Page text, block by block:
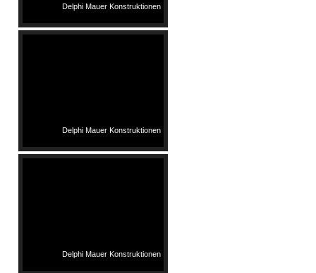
Delphi Mauer Konstruktionen
Delphi Mauer Konstruktionen
Delphi Mauer Konstruktionen